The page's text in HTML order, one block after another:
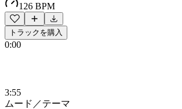
126 BPM
トラックを購入
0:00
3:55
ムード／テーマ